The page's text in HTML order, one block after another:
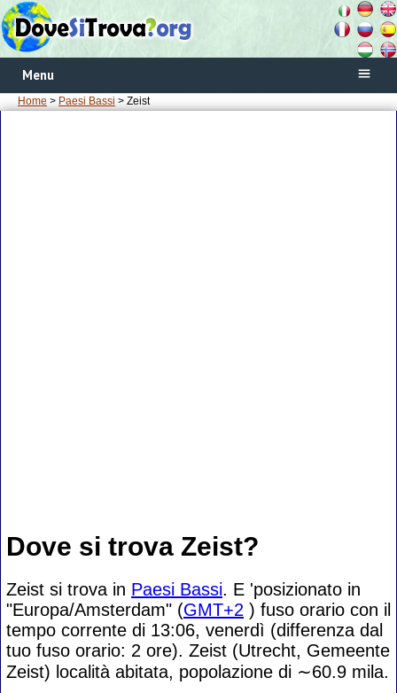
Menu
Home > Paesi Bassi > Zeist
Dove si trova Zeist?
Zeist si trova in Paesi Bassi. E 'posizionato in
"Europa/Amsterdam" (GMT+2 ) fuso orario con il
tempo corrente di 13:06, venerdì (differenza dal
tuo fuso orario: 2 ore). Zeist (Utrecht, Gemeente
Zeist) località abitata, popolazione di ∼60.9 mila.